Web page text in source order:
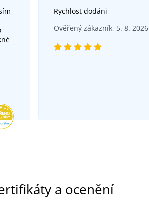
Rychlost dodáni
Ověřený zákazník, 5. 8. 2026
a ocenění